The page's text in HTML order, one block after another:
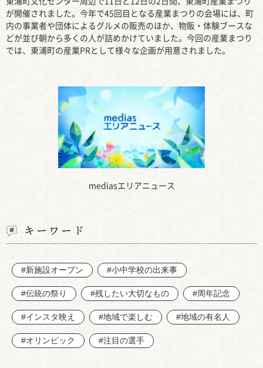
mediasエリアニュース
が開催されました。今年で45回目となる産業まつりの会場には、町
内の事業者や団体によるグルメの販売のほか、物販・体験ブースな
どが並び朝から多くの人が詰めかけていました。今回の産業まつり
では、東浦町の産業PRとして様々な企画が用意されました。
キーワード
#新施設オープン #小中学校の出来事
#伝統の祭り #残したい大切なもの #周年記念
#インスタ映え #地域で楽しむ #地域の有名人
#オリンピック #注目の選手